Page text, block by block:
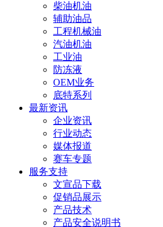
柴油机油
辅助油品
工程机械油
汽油机油
工业油
防冻液
OEM业务
底特系列
最新资讯
企业资讯
行业动态
媒体报道
赛车专题
服务支持
文宣品下载
促销品展示
产品技术
产品安全说明书